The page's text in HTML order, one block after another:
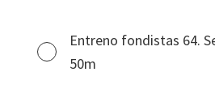
Entreno fondistas 64.
50m